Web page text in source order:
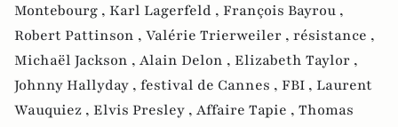
Montebourg , Karl Lagerfeld , François Bayrou ,
Robert Pattinson , Valérie Trierweiler , résistance ,
Michaël Jackson , Alain Delon , Elizabeth Taylor ,
Johnny Hallyday , festival de Cannes , FBI , Laurent
Wauquiez , Elvis Presley , Affaire Tapie , Thomas